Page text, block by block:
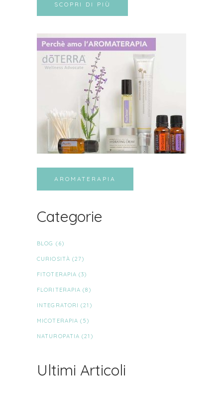
SCOPRI DI PIÙ
AROMATERAPIA
Categorie
BLOG (6)
CURIOSITÀ (27)
FITOTERAPIA (3)
FLORITERAPIA (8)
INTEGRATORI (21)
MICOTERAPIA (5)
NATUROPATIA (21)
Ultimi Articoli